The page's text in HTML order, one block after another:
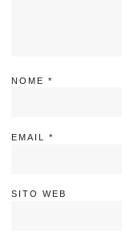
NOME *
EMAIL *
SITO WEB